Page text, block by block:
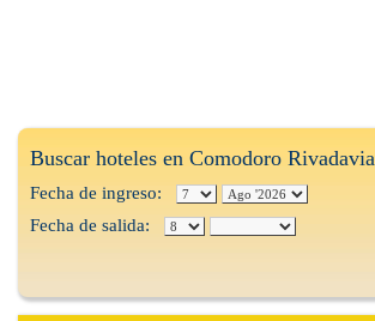
Buscar hoteles en Comodoro Rivadavia
Fecha de ingreso:
Fecha de salida: